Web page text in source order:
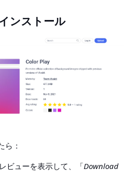
ンストール
ら：
ビューを表示して、「Download